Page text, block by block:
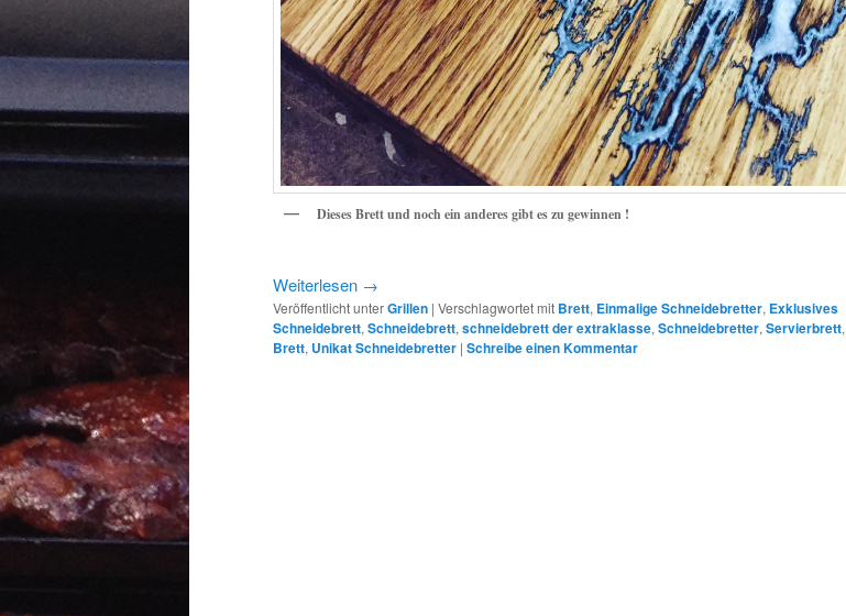
Dieses Brett und noch ein anderes gibt es zu gewinnen !
Weiterlesen →
Veröffentlicht unterGrillen | Verschlagwortet mit Brett, Einmalige Schneidebretter, Exklusives
Schneidebrett,Schneidebrett,schneidebrett der extraklasse,Schneidebretter,Servierbrett,
Brett, Unikat Schneidebretter | Schreibe einen Kommentar